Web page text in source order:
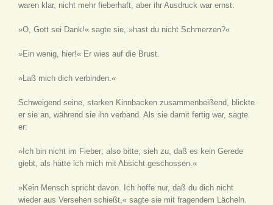
waren klar, nicht mehr fieberhaft, aber ihr Ausdruck war ernst.
»O, Gott sei Dank!« sagte sie, »hast du nicht Schmerzen?«
»Ein wenig, hier!« Er wies auf die Brust.
»Laß mich dich verbinden.«
Schweigend seine, starken Kinnbacken zusammenbeißend, blickte
er sie an, während sie ihn verband. Als sie damit fertig war, sagte
er:
»Ich bin nicht im Fieber; also bitte, sieh zu, daß es kein Gerede
giebt, als hätte ich mich mit Absicht geschossen.«
»Kein Mensch spricht davon. Ich hoffe nur, daß du dich nicht
wieder aus Versehen schießt,« sagte sie mit fragendem Lächeln.